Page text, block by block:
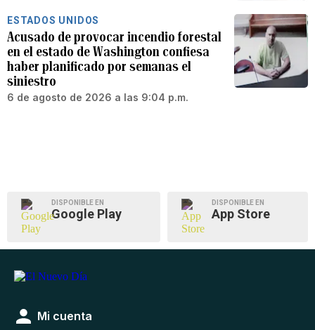
ESTADOS UNIDOS
Acusado de provocar incendio forestal
en el estado de Washington confiesa
haber planificado por semanas el
siniestro
6 de agosto de 2026 a las 9:04 p.m.
DISPONIBLE EN
Google Play
DISPONIBLE EN
App Store
Mi cuenta